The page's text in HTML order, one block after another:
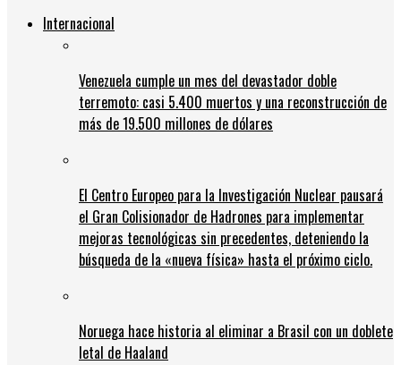
Internacional
Venezuela cumple un mes del devastador doble
terremoto: casi 5.400 muertos y una reconstrucción de
más de 19.500 millones de dólares
El Centro Europeo para la Investigación Nuclear pausará
el Gran Colisionador de Hadrones para implementar
mejoras tecnológicas sin precedentes, deteniendo la
búsqueda de la «nueva física» hasta el próximo ciclo.
Noruega hace historia al eliminar a Brasil con un doblete
letal de Haaland